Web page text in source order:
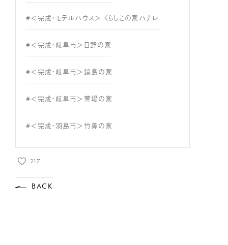
#＜完成・モデルハウス＞ くらしこの家ハナレ
#＜完成・岐阜市＞日野の家
#＜完成・岐阜市＞鏡島の家
#＜完成・岐阜市＞萱場の家
#＜完成・羽島市＞竹鼻の家
217
BACK